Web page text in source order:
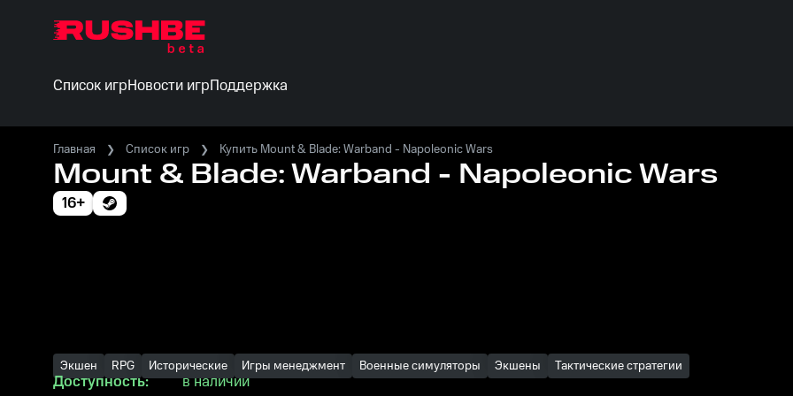
Список игрНовости игрПоддержка
Главная Список игр Купить Mount & Blade: Warband - Napoleonic Wars
Mount & Blade: Warband - Napoleonic Wars
16+
Экшен RPG Исторические Игры менеджмент Военные симуляторы Экшены Тактические стратегии
Доступность:
в наличии